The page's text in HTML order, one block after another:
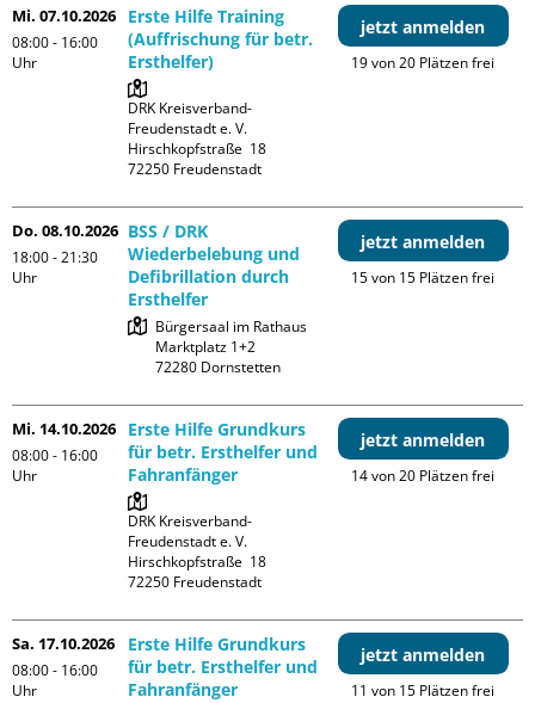
Mi. 07.10.2026
08:00 - 16:00
Uhr
Erste Hilfe Training
(Auffrischung für betr.
Ersthelfer)
DRK Kreisverband-
Freudenstadt e. V.
Hirschkopfstraße  18
jetzt anmelden
19 von 20 Plätzen frei
Do. 08.10.2026
18:00 - 21:30
Uhr
BSS / DRK
Wiederbelebung und
Defibrillation durch
Ersthelfer
Bürgersaal im Rathaus
Marktplatz 1+2
jetzt anmelden
15 von 15 Plätzen frei
Mi. 14.10.2026
08:00 - 16:00
Uhr
Erste Hilfe Grundkurs
für betr. Ersthelfer und
Fahranfänger
DRK Kreisverband-
Freudenstadt e. V.
Hirschkopfstraße  18
jetzt anmelden
14 von 20 Plätzen frei
Sa. 17.10.2026
08:00 - 16:00
Uhr
Erste Hilfe Grundkurs
für betr. Ersthelfer und
Fahranfänger
jetzt anmelden
11 von 15 Plätzen frei